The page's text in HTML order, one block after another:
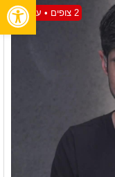
2 צופים • עכשיו